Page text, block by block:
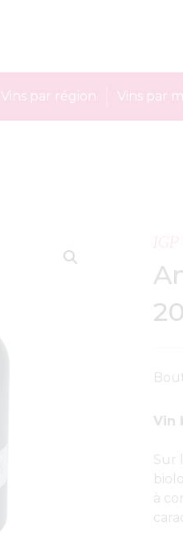
Vins par région Vins par
Vin
Sur
à